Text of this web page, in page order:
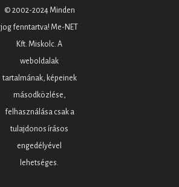
© 2002-2024 Minden
jog fenntartva! Me-NET
Kft. Miskolc. A
weboldalak
tartalmának, képeinek
másodközlése,
felhasználása csak a
tulajdonos írásos
engedélyével
lehetséges.